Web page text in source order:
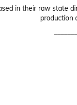
in their raw state
production